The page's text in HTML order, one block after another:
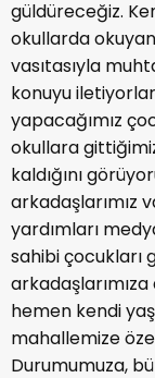
güldüreceğiz.
okullarda
vasıtasıyla
konuyu
yapacağımız
okullara
kaldığını
arkadaşlarımız
yardımları
sahibi çocukları
hemen kendi
mahallemize
Durumumuza,